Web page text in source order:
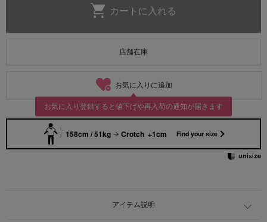
店舗在庫
お気に入りに追加
お気に入り登録すると値下げや再入荷の通知が届きます
158cm / 51kg Crotch +1cm Find your size
アイテム説明